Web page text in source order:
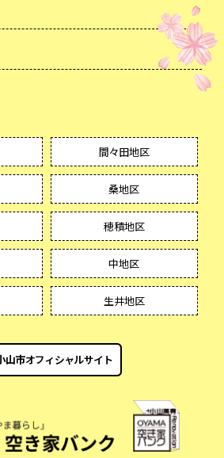
間々田地区
桑地区
穂積地区
中地区
生井地区